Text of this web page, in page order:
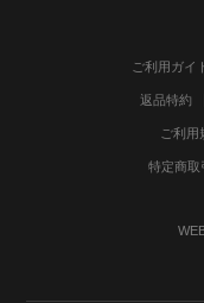
ご利用ガイ
返品特約
ご利用
特定商取